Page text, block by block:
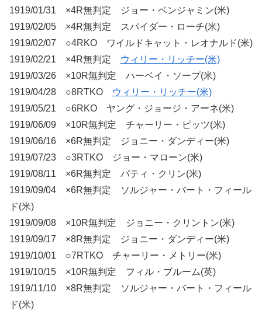
1919/01/31 ×4R無判定 ジョー・ベンジャミン(米)
1919/02/05 ×4R無判定 スパイダー・ローチ(米)
1919/02/07 ○4RKO ワイルドキャット・レオナルド(米)
1919/02/21 ×4R無判定
ウィリー・リッチー(米)
1919/03/26 ×10R無判定 ハーベイ・ソープ(米)
1919/04/28 ○8RTKO
ウィリー・リッチー(米)
1919/05/21 ○6RKO ヤング・ジョージ・アーネ(米)
1919/06/09 ×10R無判定 チャーリー・ピッツ(米)
1919/06/16 ×6R無判定 ジョニー・ダンディー(米)
1919/07/23 ○3RTKO ジョー・マローン(米)
1919/08/11 ×6R無判定 パティ・クリン(米)
1919/09/04 ×6R無判定 ソルジャー・バート・フィール
ド(米)
1919/09/08 ×10R無判定 ジョニー・クリントン(米)
1919/09/17 ×8R無判定 ジョニー・ダンディー(米)
1919/10/01 ○7RTKO チャーリー・メトリー(米)
1919/10/15 ×10R無判定 フィル・ブルーム(英)
1919/11/10 ×8R無判定 ソルジャー・バート・フィール
ド(米)